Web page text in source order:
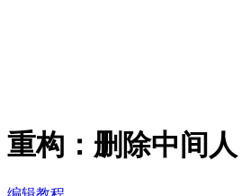
重构：删除中间人